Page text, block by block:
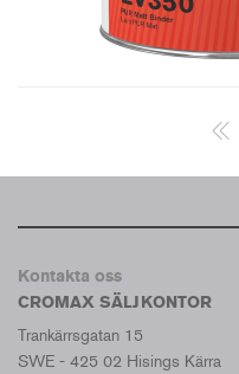
Kontakta oss
CROMAX SÄLJKONTOR
Trankärrsgatan 15
SWE - 425 02 Hisings Kärra